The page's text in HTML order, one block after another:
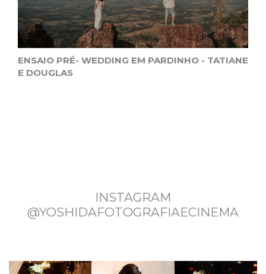
ENSAIO PRÉ- WEDDING EM PARDINHO - TATIANE
E DOUGLAS
INSTAGRAM
@YOSHIDAFOTOGRAFIAECINEMA